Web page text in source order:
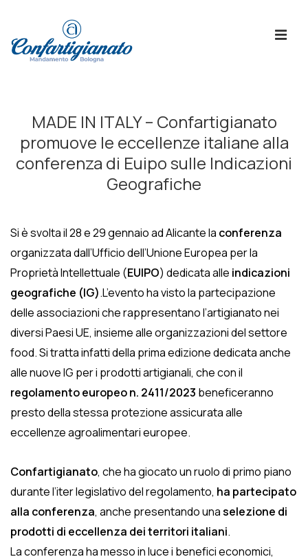
Principale
MADE IN ITALY – Confartigianato
promuove le eccellenze italiane alla
conferenza di Euipo sulle Indicazioni
Geografiche
Si è svolta il 28 e 29 gennaio ad Alicante la conferenza
organizzata dall’Ufficio dell’Unione Europea per la
Proprietà Intellettuale (EUIPO) dedicata alle indicazioni
geografiche (IG).L’evento ha visto la partecipazione
delle associazioni che rappresentano l’artigianato nei
diversi Paesi UE, insieme alle organizzazioni del settore
food. Si tratta infatti della prima edizione dedicata anche
alle nuove IG per i prodotti artigianali, che con il
regolamento europeo n. 2411/2023 beneficeranno
presto della stessa protezione assicurata alle
eccellenze agroalimentari europee.
Confartigianato, che ha giocato un ruolo di primo piano
durante l’iter legislativo del regolamento, ha partecipato
alla conferenza, anche presentando unaselezione di
prodotti di eccellenza dei territori italiani.
La conferenza ha messo in luce i benefici economici,